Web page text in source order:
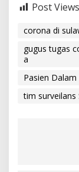
Post
corona di
gugus tugas
a
Pasien
tim surveilans